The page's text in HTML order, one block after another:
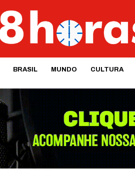
BRASIL MUNDO CULTURA